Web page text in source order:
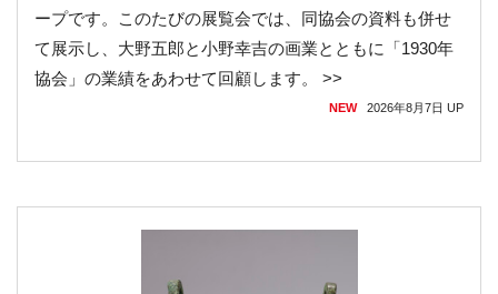
ープです。このたびの展覧会では、同協会の資料も併せ
て展示し、大野五郎と小野幸吉の画業とともに「1930年
協会」の業績をあわせて回顧します。 >>
NEW 2026年8月7日 UP